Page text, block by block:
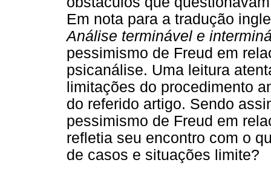
Em nota para a tradução
Análise terminável e
pessimismo de Freud em
psicanálise. Uma leitura
limitações do procedimento
do referido artigo. Sendo
pessimismo de Freud em
refletia seu encontro com o
de casos e situações limite?